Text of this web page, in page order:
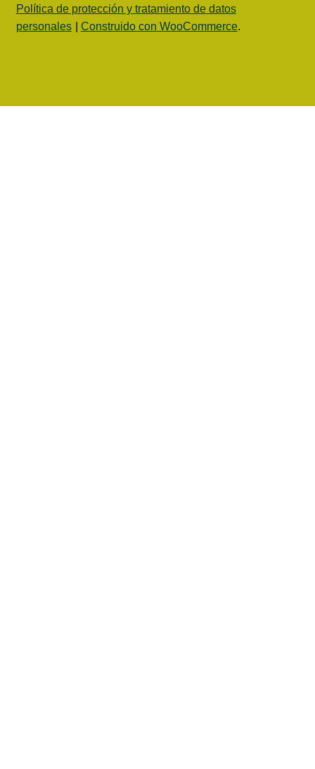
Política de protección y tratamiento de datos
personales
Construido con WooCommerce.